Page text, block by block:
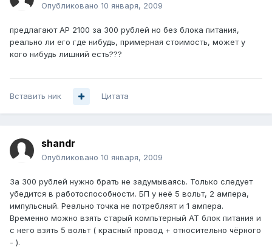
Опубликовано 10 января, 2009
предлагают AP 2100 за 300 рублей но без блока питания,
реально ли его где нибудь, примерная стоимость, может у
кого нибудь лишний есть???
Вставить ник Цитата
shandr
Опубликовано 10 января, 2009
За 300 рублей нужно брать не задумываясь. Только следует
убедится в работоспособности. БП у неё 5 вольт, 2 ампера,
импульсный. Реально точка не потребляят и 1 ампера.
Временно можно взять старый компьтерный АТ блок питания и
с него взять 5 вольт ( красный провод + относительно чёрного
- ).